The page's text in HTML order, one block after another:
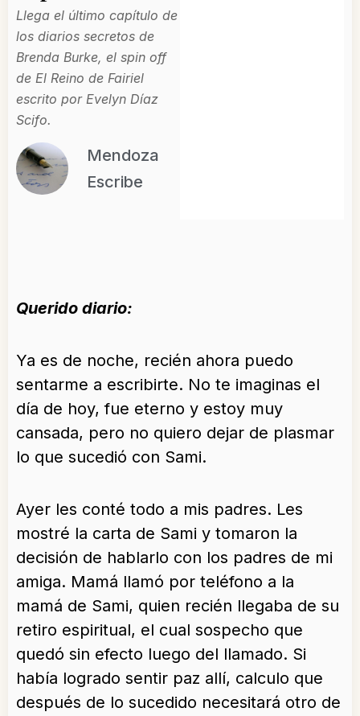
Llega el último capítulo de
los diarios secretos de
Brenda Burke, el spin off
de El Reino de Fairiel
escrito por Evelyn Díaz
Scifo.
Mendoza
Escribe
Querido diario:
Ya es de noche, recién ahora puedo
sentarme a escribirte. No te imaginas el
día de hoy, fue eterno y estoy muy
cansada, pero no quiero dejar de plasmar
lo que sucedió con Sami.
Ayer les conté todo a mis padres. Les
mostré la carta de Sami y tomaron la
decisión de hablarlo con los padres de mi
amiga. Mamá llamó por teléfono a la
mamá de Sami, quien recién llegaba de su
retiro espiritual, el cual sospecho que
quedó sin efecto luego del llamado. Si
había logrado sentir paz allí, calculo que
después de lo sucedido necesitará otro de